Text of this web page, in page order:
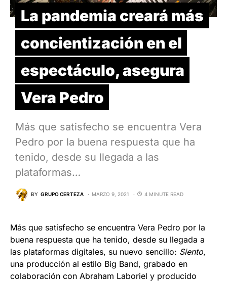
La pandemia creará más
concientización en el
espectáculo, asegura
Vera Pedro
Más que satisfecho se encuentra Vera
Pedro por la buena respuesta que ha
tenido, desde su llegada a las
plataformas…
BY GRUPO CERTEZA MARZO 9, 2021 4 MINUTE READ
Más que satisfecho se encuentra Vera Pedro por la
buena respuesta que ha tenido, desde su llegada a
las plataformas digitales, su nuevo sencillo: Siento,
una producción al estilo Big Band, grabado en
colaboración con Abraham Laboriel y producido